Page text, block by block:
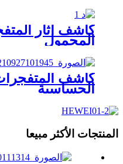
كاشف آثار
المحمول
كاشف
الحساسية
المنتجات الأكثر مبيعا